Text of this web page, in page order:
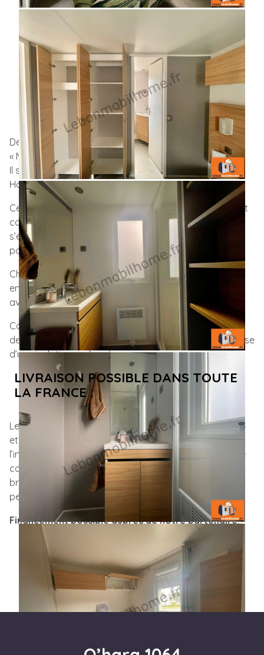
2017
Nb de chambre(s) :
Nb de salle d'eau :2
Superficie :
Téléchargez la fiche PDF
Découvre notre 1064 3 Chambres 4 face Aspect bois
« Muscade ».
Il s’agit du plus grand modèle de la marque de Mobil-
Home O’Hara !
Ce Mobil Home d’occasion haut de gamme O’Hara est
composé de 3 Chambres et de 2 Salles de bains. Il
s’étend sur plus de 10 mètres de long, et convient
parfaitement à une grande famille.
Chacun y trouve sa place avec une partie chambre
enfants et un une partie dédiée à La Suite parentale
avec salle de bain attenante…
Conforts, Espaces et Luminosité sont les maitres mots
de ce Modèle locatif aux finitions Premium et qui dispose
d’une isolation renforcée.
LIVRAISON POSSIBLE DANS TOUTE
LA FRANCE :
Lebonmobilhome, votre vendeur de mobil-home neufs
et occasions pas cher, peut également vous proposer
l’installation
sur votre terrain privéou votre parcelle de
camping, de votre mobil-home haut de gamme. Le
branchement à l’eau, l’électricité et au tout à l’égout
peut aussi être réalisé.
Financement possible auprès de notre partenaire!